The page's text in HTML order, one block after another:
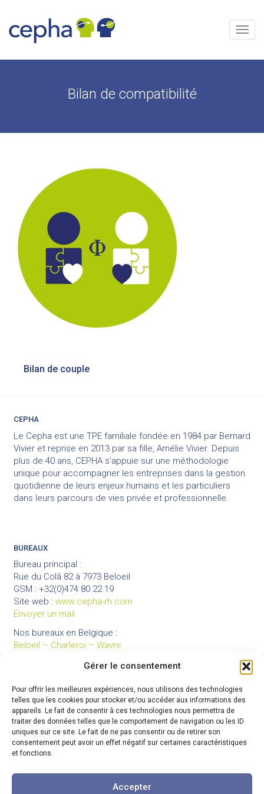
Gérer le consentement
Pour offrir les meilleures expériences, nous utilisons des technologies
telles que les cookies pour stocker et/ou accéder aux informations des
appareils. Le fait de consentir à ces technologies nous permettra de
traiter des données telles que le comportement de navigation ou les ID
uniques sur ce site. Le fait de ne pas consentir ou de retirer son
consentement peut avoir un effet négatif sur certaines caractéristiques
et fonctions.
Accepter
contenu
Menu
Bilan de compatibilité
Navigation
Bilan de couple
CEPHA
Le Cepha est une TPE familiale fondée en 1984 par Bernard
Vivier et reprise en 2013 par sa fille, Amélie Vivier. Depuis
plus de 40 ans, CEPHA s’appuie sur une méthodologie
unique pour accompagner les entreprises dans la gestion
quotidienne de leurs enjeux humains et les particuliers
dans leurs parcours de vies privée et professionnelle.
BUREAUX
Bureau principal :
Rue du Colâ 82 à 7973 Beloeil
GSM : +32(0)474 80 22 19
Site web : www.cepha-rh.com
Envoyer un mail
Nos bureaux en Belgique :
Beloeil – Charleroi – Wavre
LIENS UTILES
Mentions légales
Conditions générales de vente
Politique de confidentialité
Partenaires
Code de déontologie